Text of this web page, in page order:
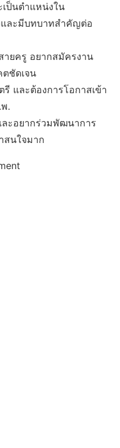
ป็นตำแหน่งใน
ละมีบทบาทสำคัญต่อ
ายครู อยากสมัครงาน
ชัดเจน
และต้องการโอกาสเข้า
.
ะอยากร่วมพัฒนาการ
สนใจมาก